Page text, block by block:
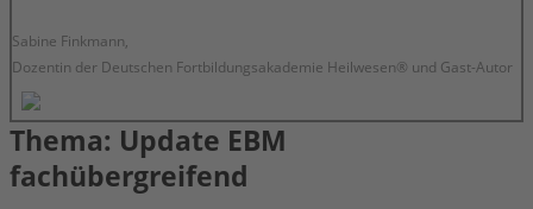
Sabine Finkmann,
Dozentin der Deutschen Fortbildungsakademie Heilwesen® und Gast-Autor
Thema: Update EBM
fachübergreifend